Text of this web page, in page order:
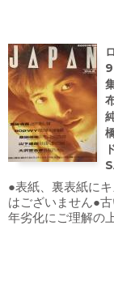
●表紙、裏表紙に
はございません●
年劣化にご理解の